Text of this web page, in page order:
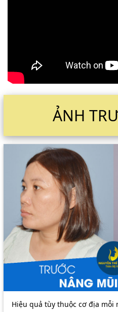
ẢNH
Hiệu quả tùy thuộc cơ địa mỗi